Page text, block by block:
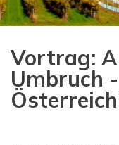
Vortrag:
Umbruch